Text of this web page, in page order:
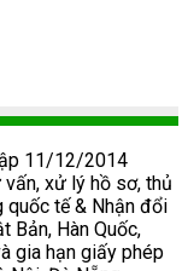
11/12/2014
xử lý hồ sơ, thủ
quốc tế & Nhận đổi
Bản, Hàn Quốc,
gia hạn giấy phép